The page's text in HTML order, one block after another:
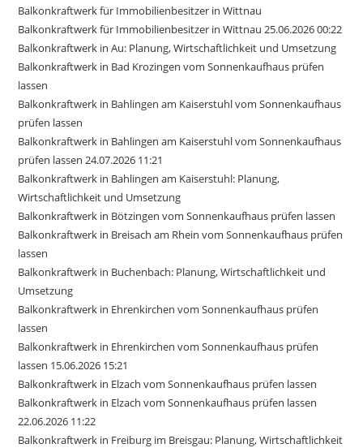
Balkonkraftwerk für Immobilienbesitzer in Wittnau
Balkonkraftwerk für Immobilienbesitzer in Wittnau 25.06.2026 00:22
Balkonkraftwerk in Au: Planung, Wirtschaftlichkeit und Umsetzung
Balkonkraftwerk in Bad Krozingen vom Sonnenkaufhaus prüfen
lassen
Balkonkraftwerk in Bahlingen am Kaiserstuhl vom Sonnenkaufhaus
prüfen lassen
Balkonkraftwerk in Bahlingen am Kaiserstuhl vom Sonnenkaufhaus
prüfen lassen 24.07.2026 11:21
Balkonkraftwerk in Bahlingen am Kaiserstuhl: Planung,
Wirtschaftlichkeit und Umsetzung
Balkonkraftwerk in Bötzingen vom Sonnenkaufhaus prüfen lassen
Balkonkraftwerk in Breisach am Rhein vom Sonnenkaufhaus prüfen
lassen
Balkonkraftwerk in Buchenbach: Planung, Wirtschaftlichkeit und
Umsetzung
Balkonkraftwerk in Ehrenkirchen vom Sonnenkaufhaus prüfen
lassen
Balkonkraftwerk in Ehrenkirchen vom Sonnenkaufhaus prüfen
lassen 15.06.2026 15:21
Balkonkraftwerk in Elzach vom Sonnenkaufhaus prüfen lassen
Balkonkraftwerk in Elzach vom Sonnenkaufhaus prüfen lassen
22.06.2026 11:22
Balkonkraftwerk in Freiburg im Breisgau: Planung, Wirtschaftlichkeit